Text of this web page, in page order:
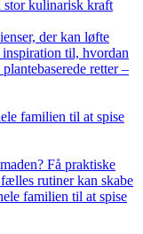
stor kulinarisk kraft
der kan løfte
til, hvordan
retter –
familien til at spise
Få praktiske
rutiner kan skabe
familien til at spise